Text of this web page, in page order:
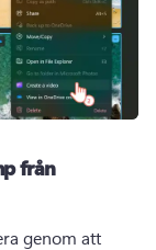
från
genom att